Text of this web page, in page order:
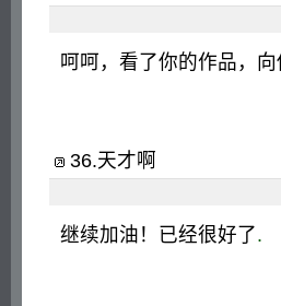
呵呵，看了你的作品，向
36.天才啊
继续加油！已经很好了 .